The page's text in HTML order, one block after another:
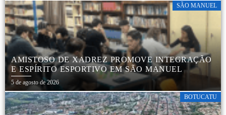
SÃO MANUEL
AMISTOSO DE XADREZ PROMOVE INTEGRAÇÃO
E ESPÍRITO ESPORTIVO EM SÃO MANUEL
5 de agosto de 2026
BOTUCATU